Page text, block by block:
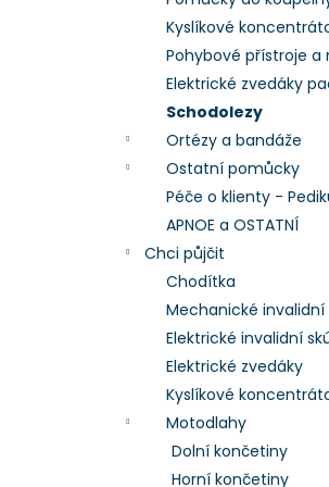
Kyslíkové
Pohybové přístroje
Elektrické zvedáky
Schodolezy
Ortézy a bandáže
Ostatní pomůcky
Péče o klienty -
APNOE a OSTATNÍ
Chci půjčit
Chodítka
Mechanické invalidní
Elektrické invalidní
Elektrické zvedáky
Kyslíkové
Motodlahy
Dolní končetiny
Horní končetiny